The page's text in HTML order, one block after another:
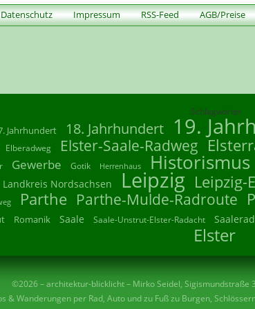
Datenschutz Impressum RSS-Feed AGB/Preise
Schlagwörter
Jahrhundert 18. Jahrhundert 19.
Elberadweg Elster-Saale-Radweg
Gewerbe Gotik Herrenhaus Historismus
Landkreis Nordsachsen Leipzig Leipzig-
Parthe Parthe-Mulde-Radroute
Romanik Saale Saale-Unstrut-Elster-Radacht
Elster
©2026 – architektur-blicklicht – Mirko Seidel, Sigismundstraße
& Wanderungen per Rad, Auto und zu Fuß zu Burgen,